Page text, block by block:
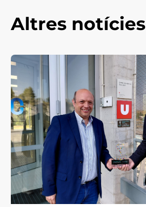
Altres notícies